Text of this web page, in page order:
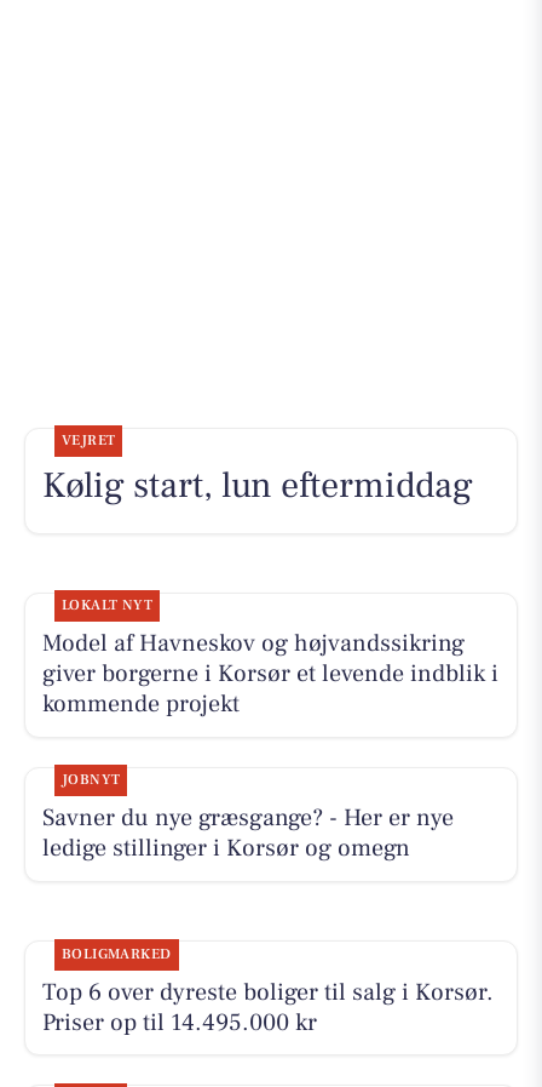
VEJRET
Kølig start, lun eftermiddag
LOKALT NYT
Model af Havneskov og højvandssikring
giver borgerne i Korsør et levende indblik i
kommende projekt
JOBNYT
Savner du nye græsgange? - Her er nye
ledige stillinger i Korsør og omegn
BOLIGMARKED
Top 6 over dyreste boliger til salg i Korsør.
Priser op til 14.495.000 kr